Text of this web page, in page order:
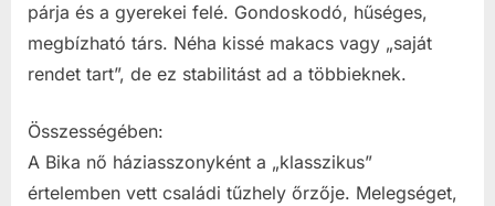
párja és a gyerekei felé. Gondoskodó, hűséges,
megbízható társ. Néha kissé makacs vagy „saját
rendet tart”, de ez stabilitást ad a többieknek.
Összességében:
A Bika nő háziasszonyként a „klasszikus”
értelemben vett családi tűzhely őrzője. Melegséget,